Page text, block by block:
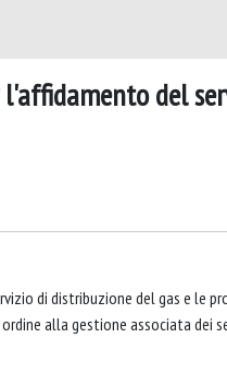
del
di distribuzione del gas e le
alla gestione associata dei